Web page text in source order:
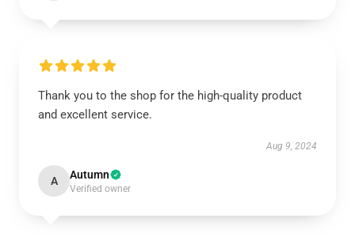
Thank you to the shop for the high-quality product
and excellent service.
Aug 9, 2024
A Autumn
Verified owner